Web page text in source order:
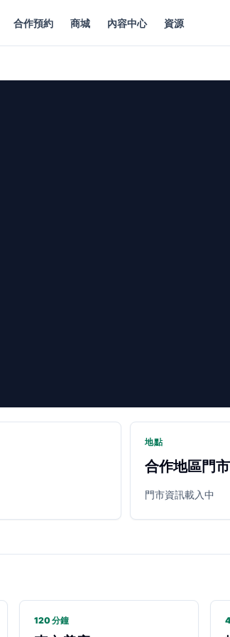
合作預約 商城 內容中心 資源
地點
合作地區門市
門市資訊載入中
120 分鐘